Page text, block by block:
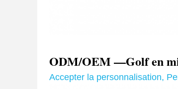
ODM/OEM —Golf en
Accepter la personnalisation,